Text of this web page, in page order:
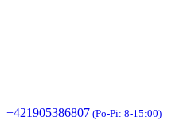
+421905386807 (Po-Pi: 8-15:00)